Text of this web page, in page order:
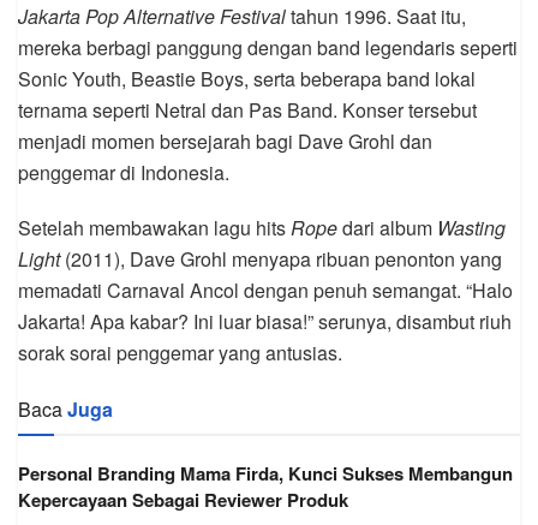
Jakarta Pop Alternative Festivaltahun 1996. Saat itu,
mereka berbagi panggung dengan band legendaris seperti
Sonic Youth, Beastie Boys, serta beberapa band lokal
ternama seperti Netral dan Pas Band. Konser tersebut
menjadi momen bersejarah bagi Dave Grohl dan
penggemar di Indonesia.
Setelah membawakan lagu hitsRopedari album Wasting
Light(2011), Dave Grohl menyapa ribuan penonton yang
memadati Carnaval Ancol dengan penuh semangat. “Halo
Jakarta! Apa kabar? Ini luar biasa!” serunya, disambut riuh
sorak sorai penggemar yang antusias.
BacaJuga
Personal Branding Mama Firda, Kunci Sukses Membangun
Kepercayaan Sebagai Reviewer Produk